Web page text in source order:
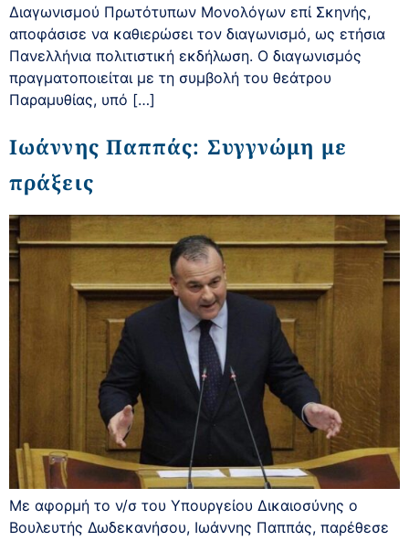
Διαγωνισμού Πρωτότυπων Μονολόγων επί Σκηνής,
αποφάσισε να καθιερώσει τον διαγωνισμό, ως ετήσια
Πανελλήνια πολιτιστική εκδήλωση. Ο διαγωνισμός
πραγματοποιείται με τη συμβολή του θεάτρου
Παραμυθίας, υπό […]
Ιωάννης Παππάς: Συγγνώμη με
πράξεις
Με αφορμή το ν/σ του Υπουργείου Δικαιοσύνης ο
Βουλευτής Δωδεκανήσου, Ιωάννης Παππάς, παρέθεσε